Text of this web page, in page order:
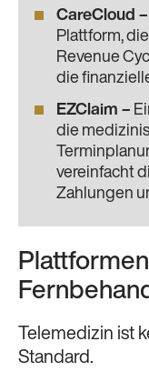
CareCloud –
Plattform,
Revenue
die
EZClaim –
die
vereinfacht
Zahlungen
Telemedizin ist
Standard.